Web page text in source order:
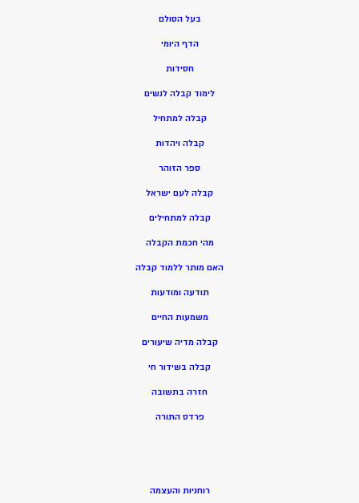
בעל הסולם
הדף היומי
חסידות
לימוד קבלה לנשים
קבלה למתחיל
קבלה ויהדות
ספר הזוהר
קבלה לעם ישראל
קבלה למתחילים
מהי חכמת הקבלה
האם מותר ללמוד קבלה
תודעה ומודעות
משמעות החיים
קבלה מדיה שיעורים
קבלה בשידור חי
חזרה בתשובה
פרדס התורה
רוחניות והעצמה